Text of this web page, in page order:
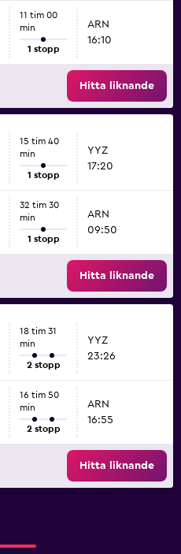
11 tim 00
min
1 stopp
ARN
16:10
Hitta liknande
15 tim 40
min
1 stopp
YYZ
17:20
32 tim 30
min
1 stopp
ARN
09:50
Hitta liknande
18 tim 31
min
2 stopp
YYZ
23:26
16 tim 50
min
2 stopp
ARN
16:55
Hitta liknande